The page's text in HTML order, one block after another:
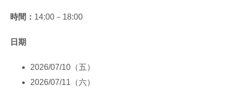
時間： 14:00－18:00
日期
2026/07/10（五）
2026/07/11（六）